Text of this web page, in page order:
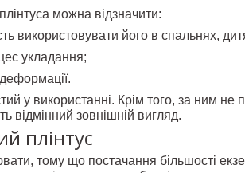
можна відзначити:
використовувати його в спальнях,
укладання;
деформації.
у використанні. Крім того, за ним не
відмінний зовнішній вигляд.
плінтус
тому що постачання більшості